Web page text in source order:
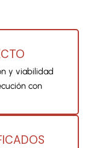
y viabilidad
con